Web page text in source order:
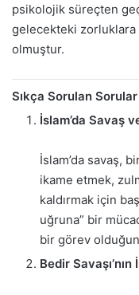
psikolojik süreçten
gelecekteki zorluklara
olmuştur.
Sıkça Sorulan Sorular
İslam’da Savaş
İslam’da savaş,
ikame etmek,
kaldırmak için
uğruna” bir
bir görev
Bedir